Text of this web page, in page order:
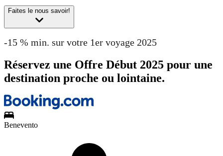
Faites le nous savoir!
-15 % min. sur votre 1er voyage 2025
Réservez une Offre Début 2025 pour une
destination proche ou lointaine.
Benevento